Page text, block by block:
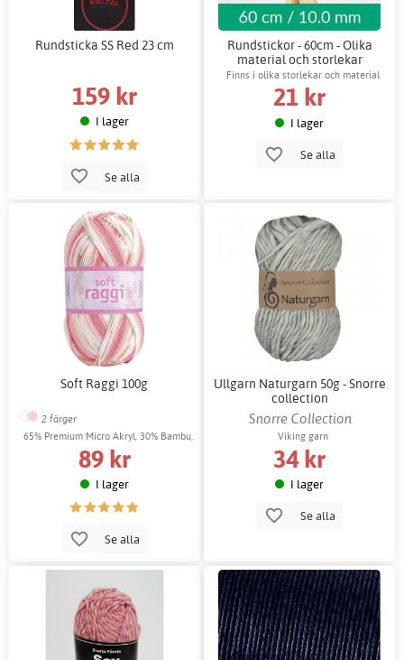
Rundsticka SS Red 23 cm
159 kr
I lager
Se alla
Rundstickor - 60cm - Olika
material och storlekar
Finns i olika storlekar och material
21 kr
I lager
Se alla
Soft Raggi 100g
2 färger
65% Premium Micro Akryl, 30% Bambu,
5% Polyester
89 kr
I lager
Se alla
Ullgarn Naturgarn 50g - Snorre
collection
Snorre Collection
Viking garn
34 kr
I lager
Se alla